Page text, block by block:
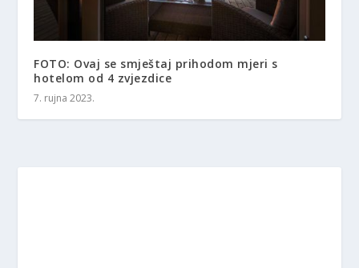
FOTO: Ovaj se smještaj prihodom mjeri s
hotelom od 4 zvjezdice
7. rujna 2023.